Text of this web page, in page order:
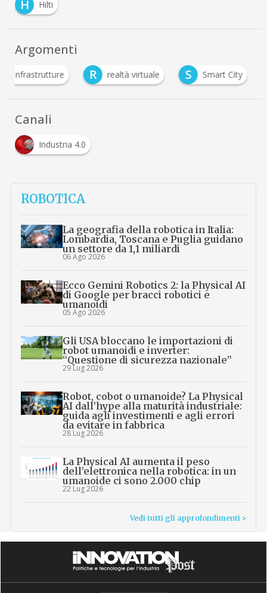
H
Hilti
Argomenti
infrastrutture R realtà virtuale S Smart City
Canali
Industria 4.0
ROBOTICA
La geografia della robotica in Italia:
Lombardia, Toscana e Puglia guidano
un settore da 1,1 miliardi
06 Ago 2026
Ecco Gemini Robotics 2: la Physical AI
di Google per bracci robotici e
umanoidi
05 Ago 2026
Gli USA bloccano le importazioni di
robot umanoidi e inverter:
“Questione di sicurezza nazionale”
29 Lug 2026
Robot, cobot o umanoide? La Physical
AI dall’hype alla maturità industriale:
guida agli investimenti e agli errori
da evitare in fabbrica
28 Lug 2026
La Physical AI aumenta il peso
dell’elettronica nella robotica: in un
umanoide ci sono 2.000 chip
22 Lug 2026
Vedi tutti gli approfondimenti >